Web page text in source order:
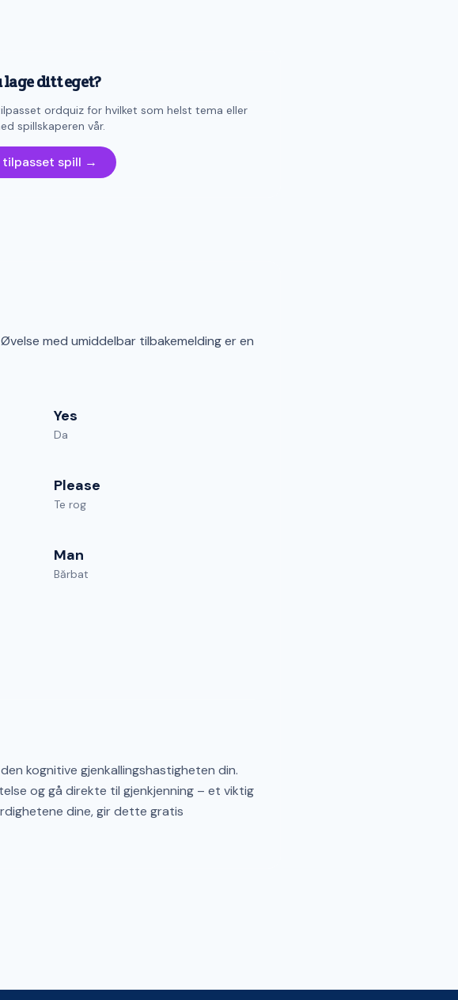
ditt eget?
ordquiz for hvilket som helst tema eller
spillskaperen vår.
tilpasset spill →
med umiddelbar tilbakemelding er en
Yes
Da
Please
Te rog
Man
Bărbat
kognitive gjenkallingshastigheten din.
og gå direkte til gjenkjenning – et viktig
dine, gir dette gratis